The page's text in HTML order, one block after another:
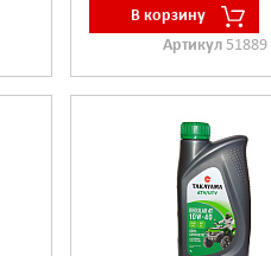
В корзину
Артикул51889